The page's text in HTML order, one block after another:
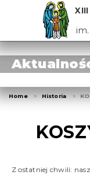
Home Historia
Z ostatniej chwili: